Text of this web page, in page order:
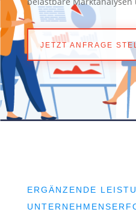
JETZT ANFRAGE
ERGÄNZENDE